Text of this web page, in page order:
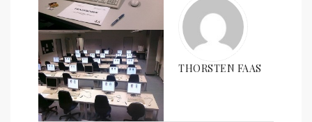
THORSTEN FAAS